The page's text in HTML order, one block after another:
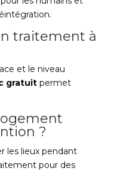
traitement à
et le niveau
gratuitpermet
?
les lieux pendant
pour des